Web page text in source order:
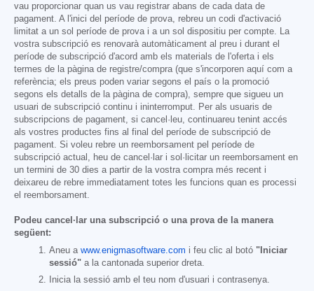
vau proporcionar quan us vau registrar abans de cada data de
pagament. A l'inici del període de prova, rebreu un codi d'activació
limitat a un sol període de prova i a un sol dispositiu per compte. La
vostra subscripció es renovarà automàticament al preu i durant el
període de subscripció d'acord amb els materials de l'oferta i els
termes de la pàgina de registre/compra (que s'incorporen aquí com a
referència; els preus poden variar segons el país o la promoció
segons els detalls de la pàgina de compra), sempre que sigueu un
usuari de subscripció continu i ininterromput. Per als usuaris de
subscripcions de pagament, si cancel·leu, continuareu tenint accés
als vostres productes fins al final del període de subscripció de
pagament. Si voleu rebre un reemborsament pel període de
subscripció actual, heu de cancel·lar i sol·licitar un reemborsament en
un termini de 30 dies a partir de la vostra compra més recent i
deixareu de rebre immediatament totes les funcions quan es processi
el reemborsament.
Podeu cancel·lar una subscripció o una prova de la manera
següent:
Aneu a www.enigmasoftware.com i feu clic al botó "Iniciar
sessió" a la cantonada superior dreta.
Inicia la sessió amb el teu nom d'usuari i contrasenya.